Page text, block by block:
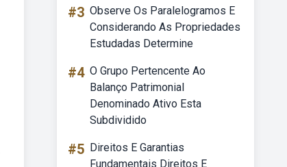
#3 Observe Os Paralelogramos E
Considerando As Propriedades
Estudadas Determine
#4 O Grupo Pertencente Ao
Balanço Patrimonial
Denominado Ativo Esta
Subdividido
#5 Direitos E Garantias
Fundamentais Direitos E